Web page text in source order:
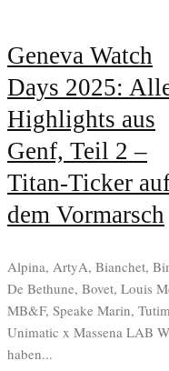
Geneva Watch
Days 2025:
Highlights aus
Genf, Teil 2 –
Titan-Ticker
dem Vormarsch
Alpina, ArtyA, Bianchet,
De Bethune, Bovet, Louis
MB&F, Speake Marin,
Unimatic x Massena LAB
haben...